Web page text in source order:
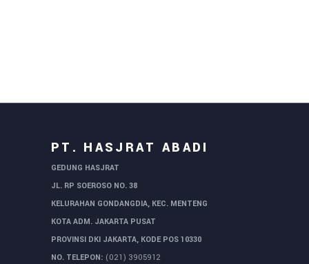
PT. HASJRAT ABADI
GEDUNG HASJRAT
JL. RP SOEROSO NO. 38
KELURAHAN GONDANGDIA, KEC. MENTENG
KOTA ADM. JAKARTA PUSAT
PROVINSI DKI JAKARTA, KODE POS 10330
NO. TELEPON: (021) 3905912